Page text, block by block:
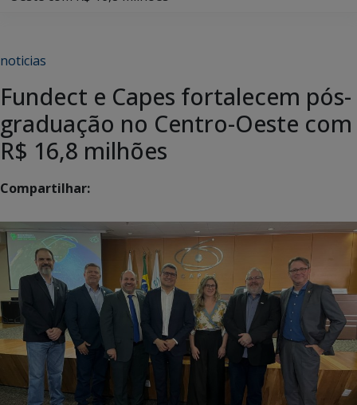
noticias
Fundect e Capes fortalecem pós-
graduação no Centro-Oeste com
R$ 16,8 milhões
Compartilhar: